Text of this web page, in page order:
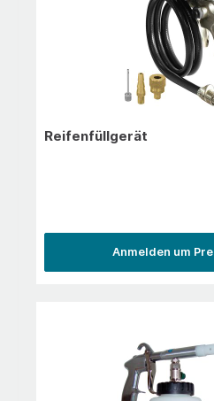
Reifenfüllgerät
Anmelden um